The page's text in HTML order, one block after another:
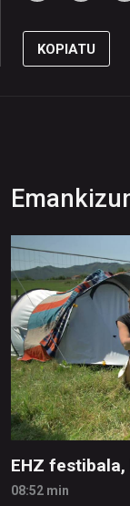
KOPIATU
EHZ
08:52 min